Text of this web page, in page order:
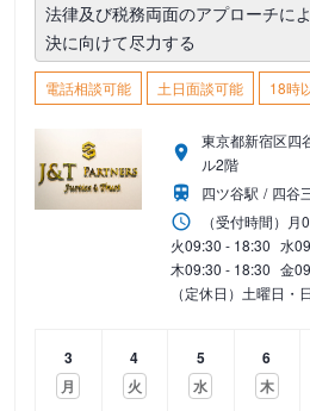
法律及び税務両面のアプローチに
決に向けて尽力する
電話相談可能 土日面談可能 18時
東京都新宿区四
ル2階
四ツ谷駅
四谷
（受付時間） 月
火09:30 - 18:30 水
木09:30 - 18:30 金
（定休日）土曜日・
3
月
4
火
5
水
6
木